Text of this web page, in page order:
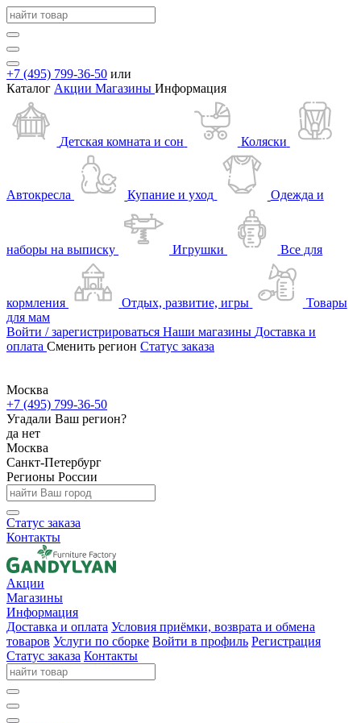
+7 (495) 799-36-50 или
Каталог Акции Магазины Информация
Детская комната и сон Коляски
Автокресла Купание и уход Одежда и
наборы на выписку Игрушки Все для
кормления Отдых, развитие, игры
Товары
для мам
Войти / зарегистрироваться Наши магазины Доставка и
оплата Сменить регион Статус заказа
Москва
+7 (495) 799-36-50
Угадали Ваш регион?
да нет
Москва
Санкт-Петербург
Регионы России
Статус заказа
Контакты
Акции
Магазины
Информация
Доставка и оплата Условия приёмки, возврата и обмена
товаров Услуги по сборке Войти в профиль Регистрация
Статус заказа Контакты